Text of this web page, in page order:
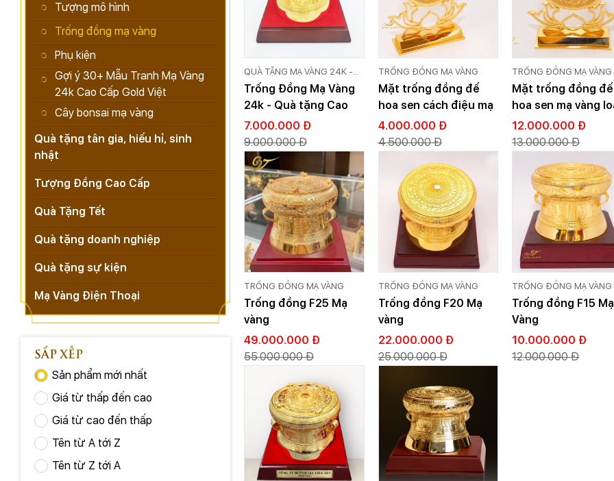
QUÀ TẶNG MẠ VÀNG 24K -
QUÀ TẶNG DÁT VÀNG CAO
CẤP GOLD VIỆT
Trống Đồng Mạ Vàng
24k - Quà tặng Cao
Cấp Cho Đối Tác
7.000.000 Đ
9.000.000 Đ
TRỐNG ĐỒNG MẠ VÀNG
Mặt trống đồng đế
hoa sen cách điệu mạ
vàng (Cỡ 1)
4.000.000 Đ
4.500.000 Đ
TRỐNG ĐỒNG MẠ VÀNG
Mặt trống đồng đế
hoa sen mạ vàng
mặt hoa văn
12.000.000 Đ
13.000.000 Đ
TRỐNG ĐỒNG MẠ VÀNG
Trống đồng F25 Mạ
vàng
49.000.000 Đ
55.000.000 Đ
TRỐNG ĐỒNG MẠ VÀNG
Trống đồng F20 Mạ
vàng
22.000.000 Đ
25.000.000 Đ
TRỐNG ĐỒNG MẠ VÀNG
Trống đồng F15 Mạ
Vàng
10.000.000 Đ
12.000.000 Đ
Tượng mô hình
Trống đồng mạ vàng
Phụ kiện
Gợi ý 30+ Mẫu Tranh Mạ Vàng
24k Cao Cấp Gold Việt
Cây bonsai mạ vàng
Quà tặng tân gia, hiếu hỉ, sinh
nhật
Tượng Đồng Cao Cấp
Quà Tặng Tết
Quà tặng doanh nghiệp
Quà tặng sự kiện
Mạ Vàng Điện Thoại
SẮP XẾP
Sản phẩm mới nhất
Giá từ thấp đến cao
Giá từ cao đến thấp
Tên từ A tới Z
Tên từ Z tới A